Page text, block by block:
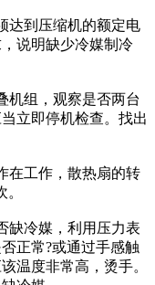
到压缩机的额定电
说明缺少冷媒制冷
组，观察是否两台
立即停机检查。找出
工作，散热扇的转
冷媒，利用压力表
正常?或通过手感触
温度非常高，烫手。